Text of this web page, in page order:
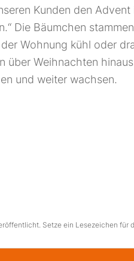
Kunden den
Die Bäumchen
Wohnung kühl oder
über Weihnachten
und weiter wachsen.
Setze ein Lesezeichen für